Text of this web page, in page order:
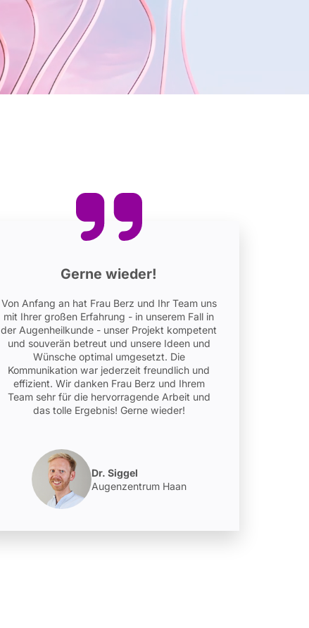
Gerne wieder!
Von Anfang an hat Frau Berz und Ihr Team uns
mit Ihrer großen Erfahrung - in unserem Fall in
der Augenheilkunde - unser Projekt kompetent
und souverän betreut und unsere Ideen und
Wünsche optimal umgesetzt. Die
Kommunikation war jederzeit freundlich und
effizient. Wir danken Frau Berz und Ihrem
Team sehr für die hervorragende Arbeit und
das tolle Ergebnis! Gerne wieder!
Dr. Siggel
Augenzentrum Haan